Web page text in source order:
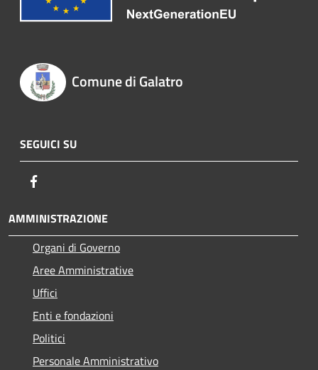
Comune di Galatro
SEGUICI SU
AMMINISTRAZIONE
Organi di Governo
Aree Amministrative
Uffici
Enti e fondazioni
Politici
Personale Amministrativo